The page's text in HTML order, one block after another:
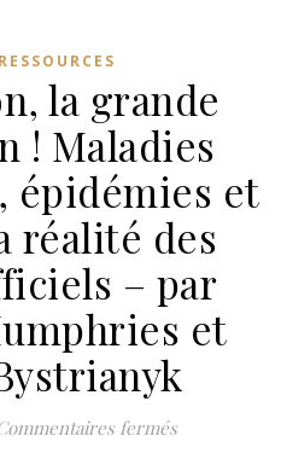
RESSOURCES
la grande
! Maladies
épidémies et
réalité des
– par
et
ferméssur